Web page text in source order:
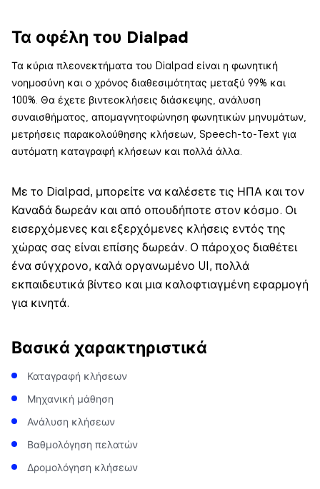
Τα οφέλη του Dialpad
Τα κύρια πλεονεκτήματα του Dialpad είναι η φωνητική
νοημοσύνη και ο χρόνος διαθεσιμότητας μεταξύ 99% και
100%. Θα έχετε βιντεοκλήσεις διάσκεψης, ανάλυση
συναισθήματος, απομαγνητοφώνηση φωνητικών μηνυμάτων,
μετρήσεις παρακολούθησης κλήσεων, Speech-to-Text για
αυτόματη καταγραφή κλήσεων και πολλά άλλα.
Με το Dialpad, μπορείτε να καλέσετε τις ΗΠΑ και τον
Καναδά δωρεάν και από οπουδήποτε στον κόσμο. Οι
εισερχόμενες και εξερχόμενες κλήσεις εντός της
χώρας σας είναι επίσης δωρεάν. Ο πάροχος διαθέτει
ένα σύγχρονο, καλά οργανωμένο UI, πολλά
εκπαιδευτικά βίντεο και μια καλοφτιαγμένη εφαρμογή
για κινητά.
Βασικά χαρακτηριστικά
Καταγραφή κλήσεων
Μηχανική μάθηση
Ανάλυση κλήσεων
Βαθμολόγηση πελατών
Δρομολόγηση κλήσεων